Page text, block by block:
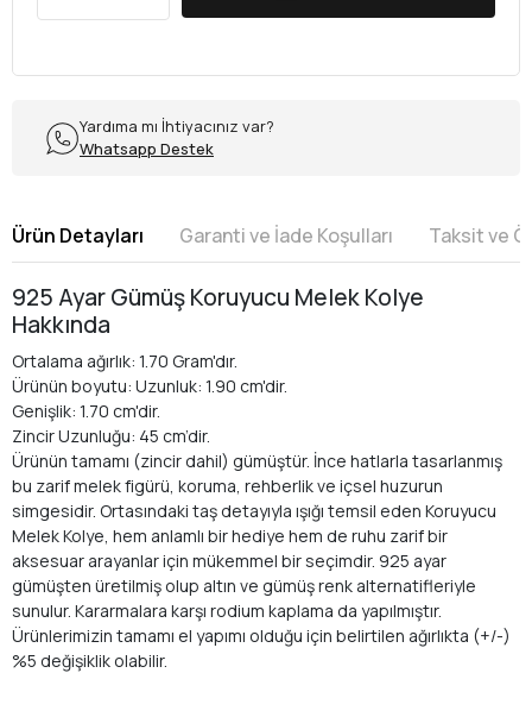
Yardıma mı İhtiyacınız var?
Whatsapp Destek
Ürün Detayları Garanti ve İade Koşulları Taksit ve
925 Ayar Gümüş Koruyucu Melek Kolye
Hakkında
Ortalama ağırlık: 1.70 Gram'dır.
Ürünün boyutu: Uzunluk: 1.90 cm'dir.
Genişlik: 1.70 cm'dir.
Zincir Uzunluğu: 45 cm’dir.
Ürünün tamamı (zincir dahil) gümüştür. İnce hatlarla tasarlanmış
bu zarif melek figürü, koruma, rehberlik ve içsel huzurun
simgesidir. Ortasındaki taş detayıyla ışığı temsil eden Koruyucu
Melek Kolye, hem anlamlı bir hediye hem de ruhu zarif bir
aksesuar arayanlar için mükemmel bir seçimdir. 925 ayar
gümüşten üretilmiş olup altın ve gümüş renk alternatifleriyle
sunulur. Kararmalara karşı rodium kaplama da yapılmıştır.
Ürünlerimizin tamamı el yapımı olduğu için belirtilen ağırlıkta (+/-)
%5 değişiklik olabilir.